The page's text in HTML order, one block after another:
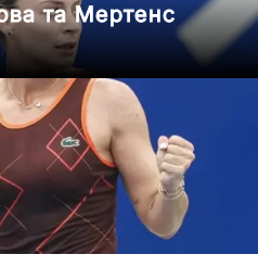
та Мертенс